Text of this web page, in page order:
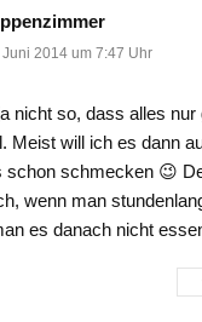
Juni 2014 um 7:47 Uhr
nicht so, dass alles nur
Meist will ich es dann
schon schmecken 😉
wenn man
es danach nicht